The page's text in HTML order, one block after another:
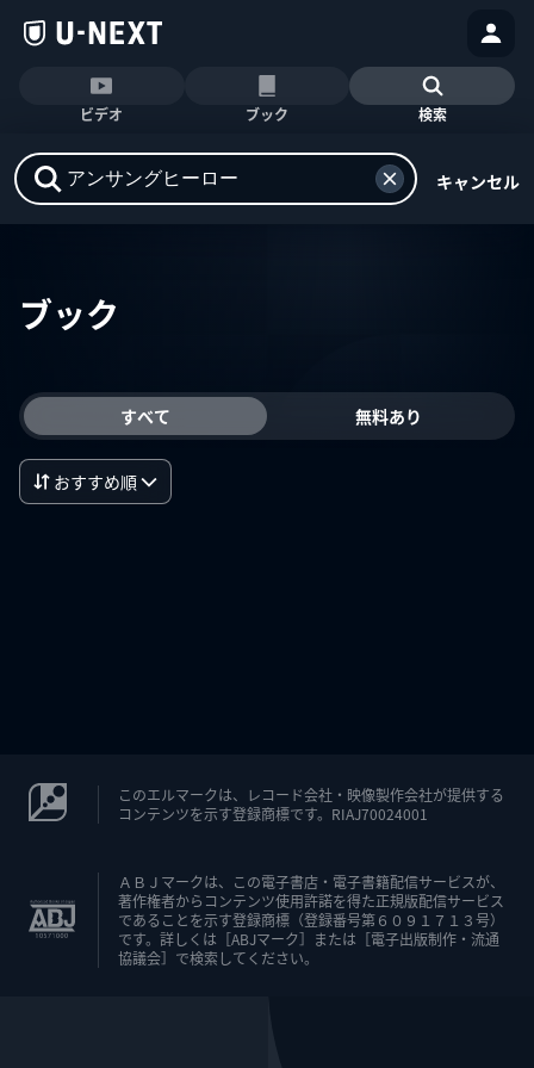
ビデオ ブック 検索
キャンセル
ブック
すべて 無料あり
おすすめ順
このエルマークは、レコード会社・映像製作会社が提供する
コンテンツを示す登録商標です。RIAJ70024001
ＡＢＪマークは、この電子書店・電子書籍配信サービスが、
著作権者からコンテンツ使用許諾を得た正規版配信サービス
であることを示す登録商標（登録番号第６０９１７１３号）
です。詳しくは［ABJマーク］または［電子出版制作・流通
協議会］で検索してください。